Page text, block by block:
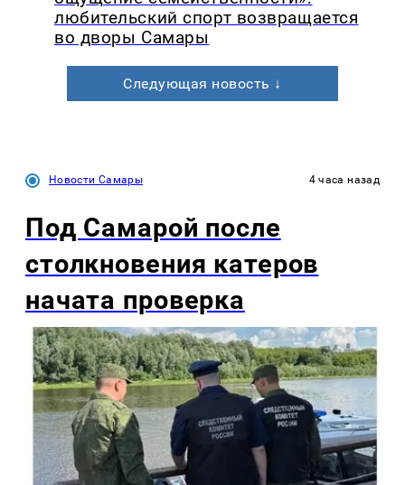
любительский спорт возвращается
во дворы Самары
Следующая новость ↓
Новости Самары 4 часа назад
Под Самарой после
столкновения катеров
начата проверка